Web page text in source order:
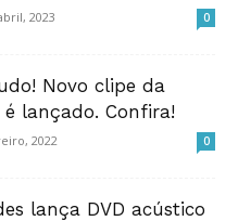
2023 0
Novo clipe da
é lançado. Confira!
2022 0
lança DVD acústico